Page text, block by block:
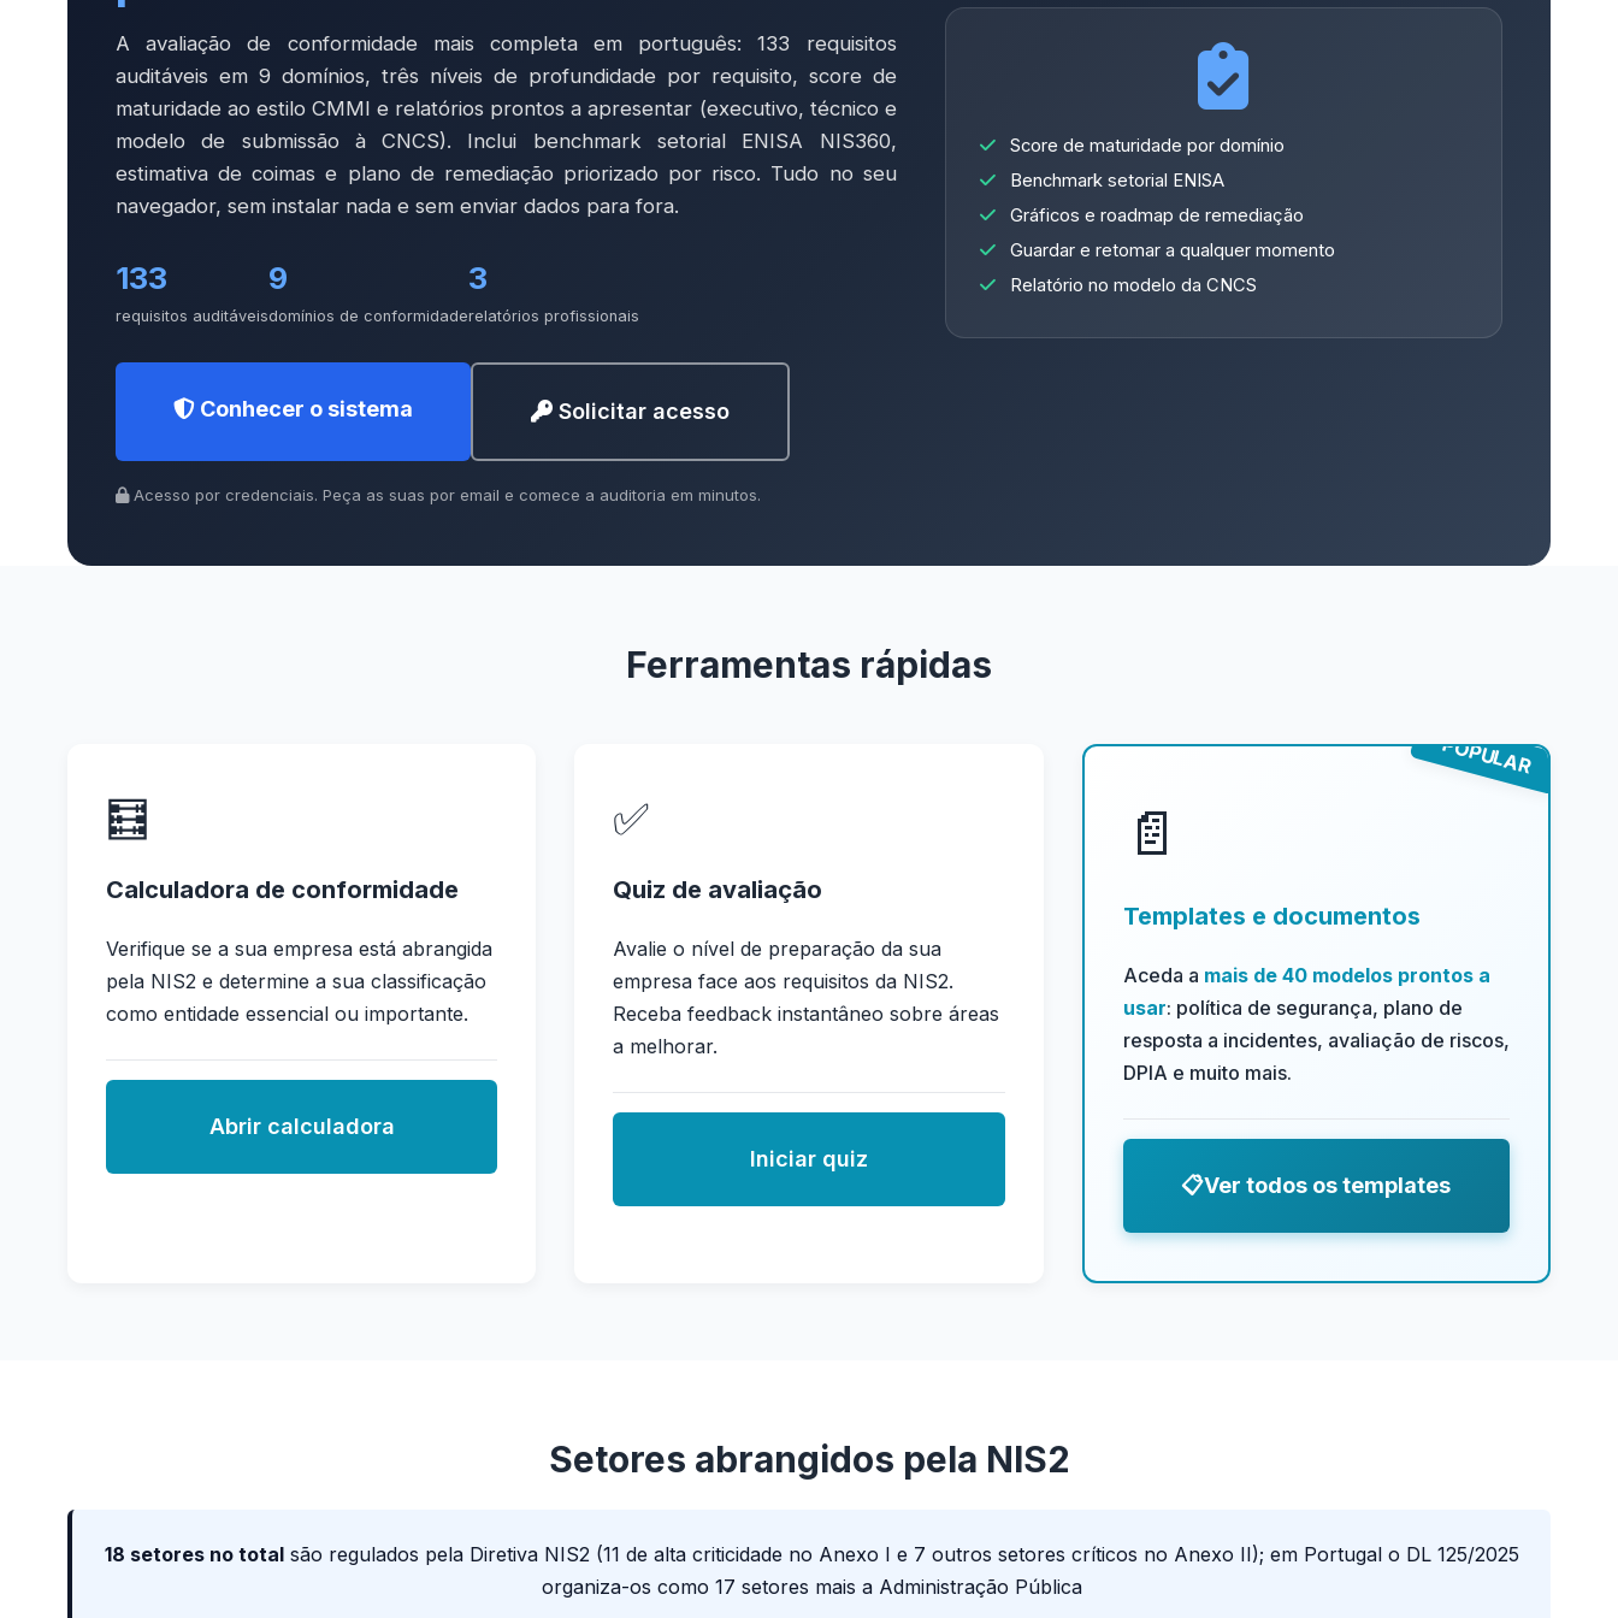
A avaliação de conformidade mais completa em português: 133 requisitos
auditáveis em 9 domínios, três níveis de profundidade por requisito, score de
maturidade ao estilo CMMI e relatórios prontos a apresentar (executivo, técnico e
modelo de submissão à CNCS). Inclui benchmark setorial ENISA NIS360,
estimativa de coimas e plano de remediação priorizado por risco. Tudo no seu
navegador, sem instalar nada e sem enviar dados para fora.
133
requisitos auditáveis
9
domínios de conformidade
3
relatórios profissionais
Conhecer o sistema Solicitar acesso
Acesso por credenciais. Peça as suas por email e comece a auditoria em minutos.
Score de maturidade por domínio
Benchmark setorial ENISA
Gráficos e roadmap de remediação
Guardar e retomar a qualquer momento
Relatório no modelo da CNCS
Ferramentas rápidas
🧮
Calculadora de conformidade
Verifique se a sua empresa está abrangida
pela NIS2 e determine a sua classificação
como entidade essencial ou importante.
Abrir calculadora
✅
Quiz de avaliação
Avalie o nível de preparação da sua
empresa face aos requisitos da NIS2.
Receba feedback instantâneo sobre áreas
a melhorar.
Iniciar quiz
POPULAR
📄
Templates e documentos
Aceda a mais de 40 modelos prontos a
usar: política de segurança, plano de
resposta a incidentes, avaliação de riscos,
DPIA e muito mais.
📋Ver todos os templates
Setores abrangidos pela NIS2
18 setores no totalsão regulados pela Diretiva NIS2 (11 de alta criticidade no Anexo I e 7 outros setores críticos no Anexo II); em Portugal o DL 125/2025
organiza-os como 17 setores mais a Administração Pública